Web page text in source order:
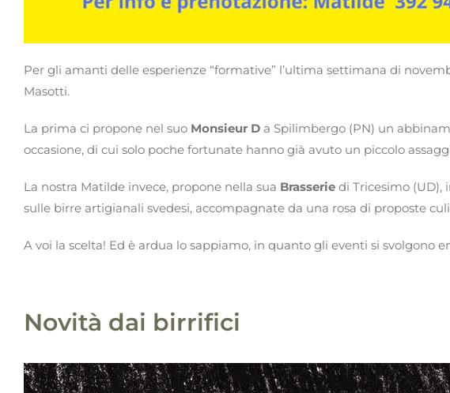
Per gli amanti delle esperienze “formative” l’ultima settimana di
Masotti.
La prima ci propone nel suo Monsieur D a Spilimbergo (PN) un
occasione, di cui solo poche fortunate hanno già avuto un piccolo
La nostra Matilde invece, propone nella sua Brasserie di Tricesimo (UD),
sulle birre artigianali svedesi, accompagnate da una rosa di proposte
A voi la scelta! Ed è ardua lo sappiamo, in quanto gli eventi si svolgono
Novità dai birrifici